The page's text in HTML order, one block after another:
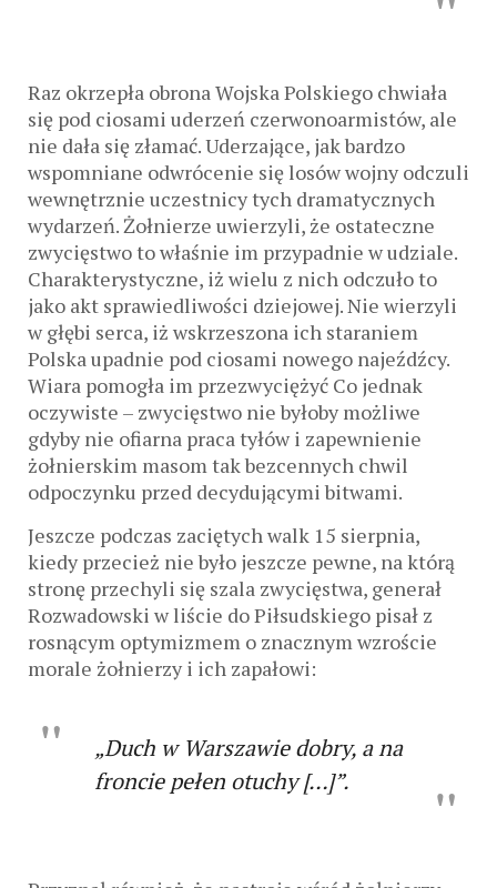
Raz okrzepła obrona Wojska Polskiego chwiała
się pod ciosami uderzeń czerwonoarmistów, ale
nie dała się złamać. Uderzające, jak bardzo
wspomniane odwrócenie się losów wojny odczuli
wewnętrznie uczestnicy tych dramatycznych
wydarzeń. Żołnierze uwierzyli, że ostateczne
zwycięstwo to właśnie im przypadnie w udziale.
Charakterystyczne, iż wielu z nich odczuło to
jako akt sprawiedliwości dziejowej. Nie wierzyli
w głębi serca, iż wskrzeszona ich staraniem
Polska upadnie pod ciosami nowego najeźdźcy.
Wiara pomogła im przezwyciężyć Co jednak
oczywiste – zwycięstwo nie byłoby możliwe
gdyby nie ofiarna praca tyłów i zapewnienie
żołnierskim masom tak bezcennych chwil
odpoczynku przed decydującymi bitwami.
Jeszcze podczas zaciętych walk 15 sierpnia,
kiedy przecież nie było jeszcze pewne, na którą
stronę przechyli się szala zwycięstwa, generał
Rozwadowski w liście do Piłsudskiego pisał z
rosnącym optymizmem o znacznym wzroście
morale żołnierzy i ich zapałowi:
„Duch w Warszawie dobry, a na
froncie pełen otuchy […]”.